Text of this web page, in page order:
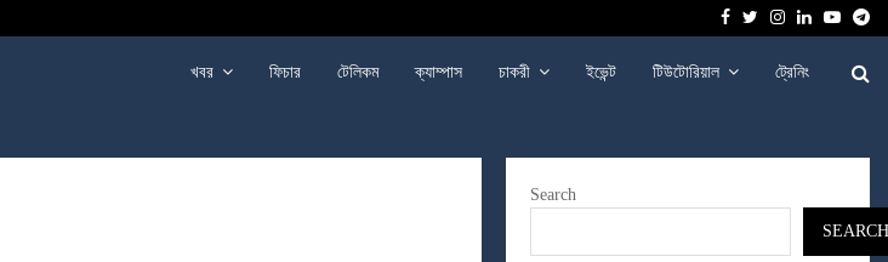
FacebookTwitter
Instagram
Linkedin
খবর ফিচার টেলিকম ক্যাম্পাস চাকরী ইভেন্ট টিউটোরিয়াল ট্রেনিং
Search
SEARCH